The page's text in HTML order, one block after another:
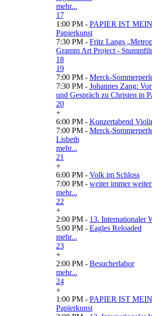
mehr...
17
1:00 PM - PAPIER IST
Papierkunst
7:30 PM - Fritz Langs
Gramm Art Project -
18
19
7:00 PM - Merck-
7:30 PM - Johannes Zang:
und Gespräch zu Christen in
20
+
6:00 PM - Konzertabend
7:00 PM - Merck-
Lisbeth
mehr...
21
+
6:00 PM - Volk im Schloss
7:00 PM - weiter immer
mehr...
22
+
2:00 PM - 13. Internationaler
5:00 PM - Eagles Reloaded
mehr...
23
+
2:00 PM - Besucherlabor
mehr...
24
+
1:00 PM - PAPIER IST
Papierkunst